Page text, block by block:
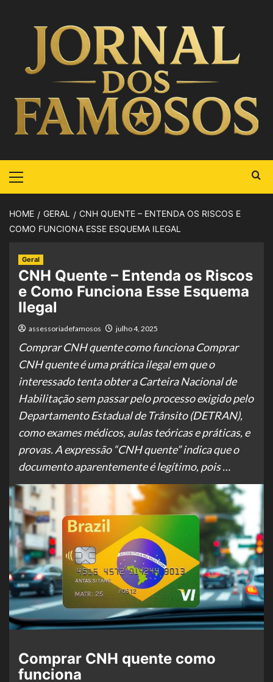
HOME GERAL
CNH QUENTE – ENTENDA OS RISCOS E
COMO FUNCIONA ESSE ESQUEMA ILEGAL
Geral
CNH Quente – Entenda os Riscos
e Como Funciona Esse Esquema
Ilegal
assessoriadefamosos julho 4, 2025
Comprar CNH quente como funciona Comprar
CNH quente é uma prática ilegal em que o
interessado tenta obter a Carteira Nacional de
Habilitação sem passar pelo processo exigido pelo
Departamento Estadual de Trânsito (DETRAN),
como exames médicos, aulas teóricas e práticas, e
provas. A expressão “CNH quente” indica que o
documento aparentemente é legítimo, pois …
Comprar CNH quente como
funciona